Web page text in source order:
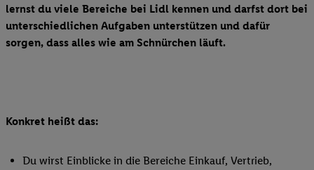
lernst du viele Bereiche bei Lidl kennen und darfst dort bei
unterschiedlichen Aufgaben unterstützen und dafür
sorgen, dass alles wie am Schnürchen läuft.
Konkret heißt das:
Du wirst Einblicke in die Bereiche Einkauf, Vertrieb,